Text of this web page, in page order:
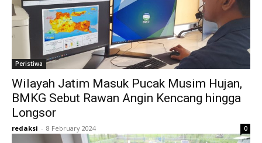
Peristiwa
Wilayah Jatim Masuk Pucak Musim Hujan,
BMKG Sebut Rawan Angin Kencang hingga
Longsor
redaksi - 8 February 2024 0